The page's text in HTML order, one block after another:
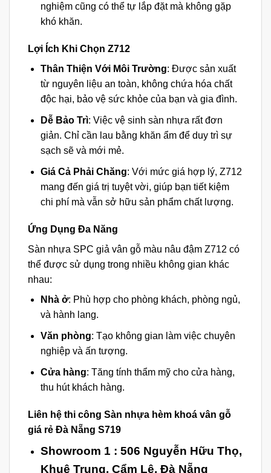
nghiệm cũng có thể tự lắp đặt mà không gặp
khó khăn.
Lợi Ích Khi Chọn Z712
Thân Thiện Với Môi Trường: Được sản xuất
từ nguyên liệu an toàn, không chứa hóa chất
độc hại, bảo vệ sức khỏe của bạn và gia đình.
Dễ Bảo Trì: Việc vệ sinh sàn nhựa rất đơn
giản. Chỉ cần lau bằng khăn ẩm để duy trì sự
sạch sẽ và mới mẻ.
Giá Cả Phải Chăng: Với mức giá hợp lý, Z712
mang đến giá trị tuyệt vời, giúp bạn tiết kiệm
chi phí mà vẫn sở hữu sản phẩm chất lượng.
Ứng Dụng Đa Năng
Sàn nhựa SPC giả vân gỗ màu nâu đậm Z712 có
thể được sử dụng trong nhiều không gian khác
nhau:
Nhà ở: Phù hợp cho phòng khách, phòng ngủ,
và hành lang.
Văn phòng: Tạo không gian làm việc chuyên
nghiệp và ấn tượng.
Cửa hàng: Tăng tính thẩm mỹ cho cửa hàng,
thu hút khách hàng.
Liên hệ thi công Sàn nhựa hèm khoá vân gỗ
giá rẻ Đà Nẵng S719
Showroom 1 : 506 Nguyễn Hữu Thọ,
Khuê Trung, Cẩm Lệ, Đà Nẵng